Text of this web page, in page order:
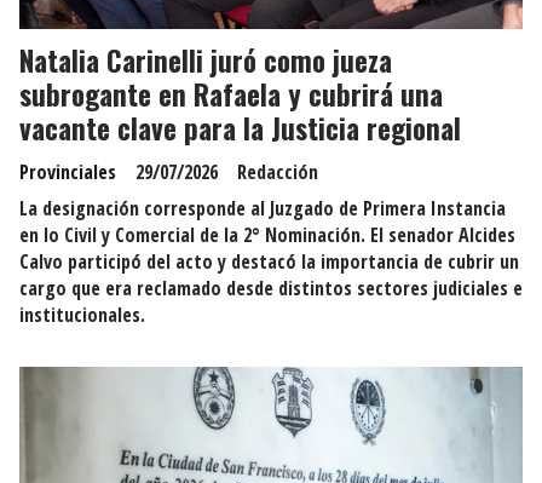
Natalia Carinelli juró como jueza
subrogante en Rafaela y cubrirá una
vacante clave para la Justicia regional
Redacción
Provinciales
29/07/2026
La designación corresponde al Juzgado de Primera Instancia
en lo Civil y Comercial de la 2° Nominación. El senador Alcides
Calvo participó del acto y destacó la importancia de cubrir un
cargo que era reclamado desde distintos sectores judiciales e
institucionales.